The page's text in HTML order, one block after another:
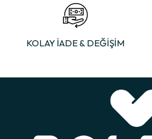
KOLAY İADE & DEĞİŞİM